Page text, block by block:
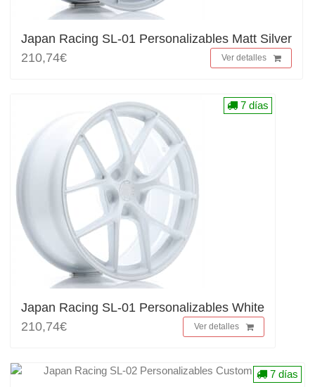
Japan Racing SL-01 Personalizables Matt Silver
210,74€
Ver detalles
Japan Racing SL-01 Personalizables White
210,74€
Ver detalles
7 días
7 días